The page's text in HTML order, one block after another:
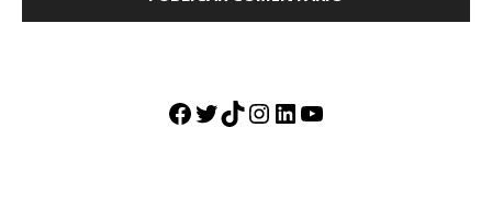
Facebook
Twitter
TikTok
Instagram
LinkedIn
YouTube